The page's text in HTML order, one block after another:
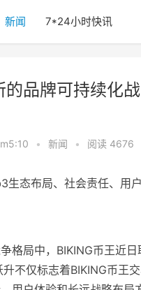
新闻 7*24小时快讯
的品牌可持续
• 新闻 • 阅读 4676
生态布局、社会责任、用
格局中，BIKING币王近
不仅标志着BIKING币王